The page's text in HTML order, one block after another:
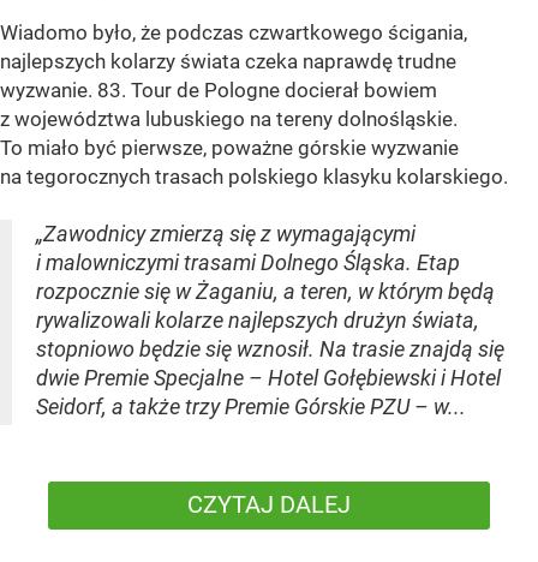
Wiadomo było, że podczas czwartkowego ścigania,
najlepszych kolarzy świata czeka naprawdę trudne
wyzwanie. 83. Tour de Pologne docierał bowiem
z województwa lubuskiego na tereny dolnośląskie.
To miało być pierwsze, poważne górskie wyzwanie
na tegorocznych trasach polskiego klasyku kolarskiego.
„Zawodnicy zmierzą się z wymagającymi
i malowniczymi trasami Dolnego Śląska. Etap
rozpocznie się w Żaganiu, a teren, w którym będą
rywalizowali kolarze najlepszych drużyn świata,
stopniowo będzie się wznosił. Na trasie znajdą się
dwie Premie Specjalne – Hotel Gołębiewski i Hotel
Seidorf, a także trzy Premie Górskie PZU – w...
CZYTAJ DALEJ